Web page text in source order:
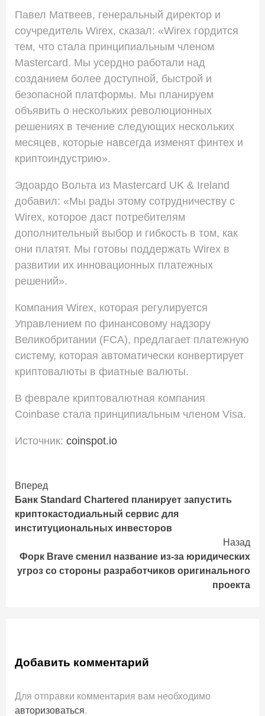
Павел Матвеев, генеральный директор и
соучредитель Wirex, сказал: «Wirex гордится
тем, что стала принципиальным членом
Mastercard. Мы усердно работали над
созданием более доступной, быстрой и
безопасной платформы. Мы планируем
объявить о нескольких революционных
решениях в течение следующих нескольких
месяцев, которые навсегда изменят финтех и
криптоиндустрию».
Эдоардо Вольта из Mastercard UK & Ireland
добавил: «Мы рады этому сотрудничеству с
Wirex, которое даст потребителям
дополнительный выбор и гибкость в том, как
они платят. Мы готовы поддержать Wirex в
развитии их инновационных платежных
решений».
Компания Wirex, которая регулируется
Управлением по финансовому надзору
Великобритании (FCA), предлагает платежную
систему, которая автоматически конвертирует
криптовалюты в фиатные валюты.
В феврале криптовалютная компания
Coinbase стала принципиальным членом Visa.
Источник: coinspot.io
Продолжить
чтение
Вперед
Банк Standard Chartered планирует запустить
криптокастодиальный сервис для
институциональных инвесторов
Назад
Форк Brave сменил название из-за юридических
угроз со стороны разработчиков оригинального
проекта
Добавить комментарий
Для отправки комментария вам необходимо
авторизоваться.